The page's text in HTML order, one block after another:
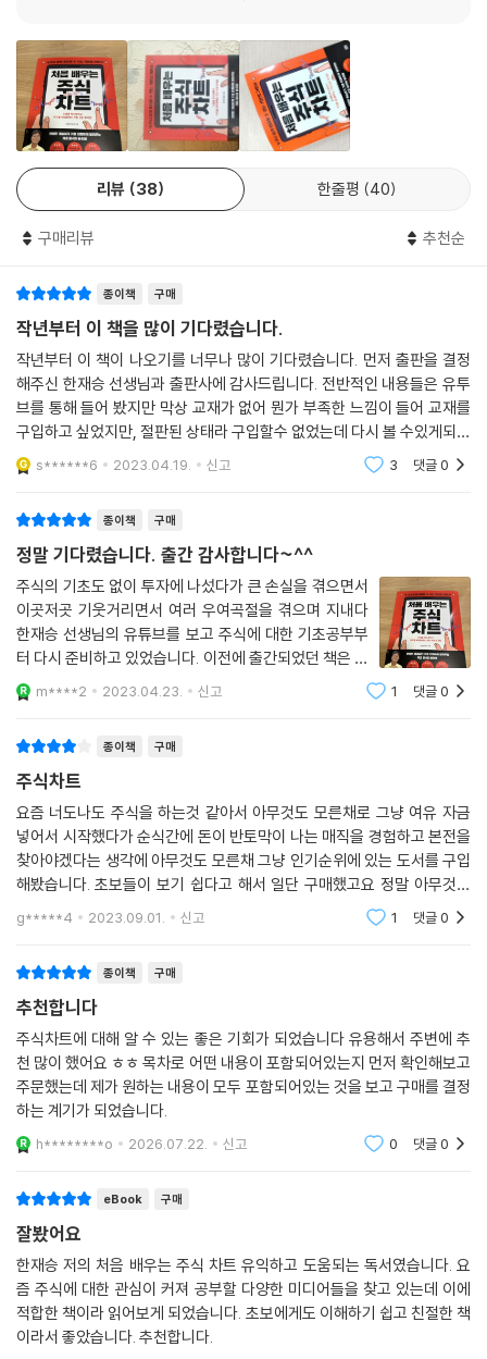
『처음 배우는 주식 차트』의 저자 ‘친절한 재승씨’는 기술적 분석 분야에서
20년간 투자자들의 꾸준한 사랑을 받아 온 도서 『주가차트 알고 보니 쉽
네』의 공저자이자, 주식 차트 분석 및 미 증시에 대한 탁월한 통찰력으로 1
7만 구독자의 선택을 받은 투자 교육 유튜버이다. 이 책은 복잡하고 모호
할 수 있는 기술적 분석을 저자의 친절한 설명으로 풀어 독자들이 쉽게 이
해할 수 있도록 돕는다.
또한 독자들이 기술적 분석법을 보다 원활히 이해하고 성공적인 투자를 이
석을 활용해 매매 시점을 잡을 수 있을지 체험하게끔 한다. 또한 유튜브 ‘친
절한 재승씨’의 차트 분석 강의를 QR코드 형식으로 제공, 도서와 시청각
자료를 함께 활용해 투자자들이 차트 분석을 더 쉽게 이해할 수 있도록 도
움을 주고 있다.
확실한 목표를 위한 명료한 해결책
투자 성공에 필요한 차트 분석 기법의 A to Z
표를 달성하기 위해 이들은 공시, 기업 정보, 실적 등 수많은 정보를 다양한
경로를 통해 수집한다. 투자 경력이나 접근할 수 있는 금융 인프라에 따라
투자자들이 얻을 수 있는 정보에는 큰 편차가 존재하지만, 모든 투자자가
같은 시간에 같은 조건으로 입수할 수 있는 가장 중요한 정보가 있다. 바로
‘주식 차트’에 기록되는 주가 정보이다.
차트는 동적인 주가를 정적인 상태로 포착한 것으로, 종목의 주가가 그린
투자자들이 해당 종목을 두고 어떤 선택을 했는지까지 명확하게 드러나 있
다. 따라서 투자자들이 차트를 통해 입수한 주가 정보를 ‘어떻게’ 활용하는
가에 따라 투자의 성패가 결정된다.
『처음 배우는 주식 차트』는 차트 분석의 기본이 되는 거래량과 이동평균선
을 활용하는 법에서 시작해, 캔들이 품은 속뜻을 분석하고 종목의 추세를
판단하는 법, 나아가 주식 차트의 다양한 패턴을 이해하고 수많은 보조지
표를 활용하는 법을 알려준다. 이 책은 주식 차트 분석의 A to Z를 풍성하
정보를 적절히 활용해 합리적인 투자에 성공할 수 있을 것이다.
리뷰 38 한줄평 40
구매리뷰 추천순
종이책 구매
작년부터 이 책을 많이 기다렸습니다.
작년부터 이 책이 나오기를 너무나 많이 기다렸습니다. 먼저 출판을 결정
해주신 한재승 선생님과 출판사에 감사드립니다. 전반적인 내용들은 유투
브를 통해 들어 봤지만 막상 교재가 없어 뭔가 부족한 느낌이 들어 교재를
구입하고 싶었지만, 절판된 상태라 구입할수 없었는데 다시 볼 수있게되어
매우 기쁘게 생각합니다. 출판사를 통해 다시 출간예정이란 소식듣고, 그
러고나서 1년 정
s******6 2023.04.19. 신고 3 댓글0
종이책 구매
정말 기다렸습니다. 출간 감사합니다~^^
주식의 기초도 없이 투자에 나섰다가 큰 손실을 겪으면서
이곳저곳 기웃거리면서 여러 우여곡절을 겪으며 지내다
한재승 선생님의 유튜브를 보고 주식에 대한 기초공부부
터 다시 준비하고 있었습니다. 이전에 출간되었던 책은 절
판되어 정말 많이 기다렸던 신간 출간소식을 듣고 바로 구
매후 주말동안 천천히 읽고 있습니다. 제가 감히 이책을
m****2 2023.04.23. 신고 1 댓글0
종이책 구매
주식차트
요즘 너도나도 주식을 하는것 같아서 아무것도 모른채로 그냥 여유 자금
넣어서 시작했다가 순식간에 돈이 반토막이 나는 매직을 경험하고 본전을
찾아야겠다는 생각에 아무것도 모른채 그냥 인기순위에 있는 도서를 구입
해봤습니다. 초보들이 보기 쉽다고 해서 일단 구매했고요 정말 아무것도
모르는 상태로 읽으려니 진~짜 안읽히고 힘들긴합니다. 생각보다 꽤 두꺼
g*****4 2023.09.01. 신고 1 댓글0
종이책 구매
추천합니다
주식차트에 대해 알 수 있는 좋은 기회가 되었습니다 유용해서 주변에 추
천 많이 했어요 ㅎㅎ 목차로 어떤 내용이 포함되어있는지 먼저 확인해보고
주문했는데 제가 원하는 내용이 모두 포함되어있는 것을 보고 구매를 결정
하는 계기가 되었습니다.
h********o 2026.07.22. 신고 0 댓글0
eBook 구매
잘봤어요
한재승 저의 처음 배우는 주식 차트 유익하고 도움되는 독서였습니다. 요
즘 주식에 대한 관심이 커져 공부할 다양한 미디어들을 찾고 있는데 이에
적합한 책이라 읽어보게 되었습니다. 초보에게도 이해하기 쉽고 친절한 책
이라서 좋았습니다. 추천합니다.